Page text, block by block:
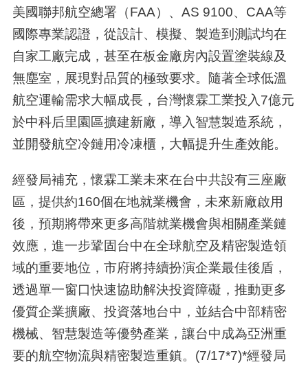
美國聯邦航空總署（FAA）、AS 9100、CAA等
國際專業認證，從設計、模擬、製造到測試均在
自家工廠完成，甚至在板金廠房內設置塗裝線及
無塵室，展現對品質的極致要求。隨著全球低溫
航空運輸需求大幅成長，台灣懷霖工業投入7億元
於中科后里園區擴建新廠，導入智慧製造系統，
並開發航空冷鏈用冷凍櫃，大幅提升生產效能。
經發局補充，懷霖工業未來在台中共設有三座廠
區，提供約160個在地就業機會，未來新廠啟用
後，預期將帶來更多高階就業機會與相關產業鏈
效應，進一步鞏固台中在全球航空及精密製造領
域的重要地位，市府將持續扮演企業最佳後盾，
透過單一窗口快速協助解決投資障礙，推動更多
優質企業擴廠、投資落地台中，並結合中部精密
機械、智慧製造等優勢產業，讓台中成為亞洲重
要的航空物流與精密製造重鎮。(7/17*7)*經發局